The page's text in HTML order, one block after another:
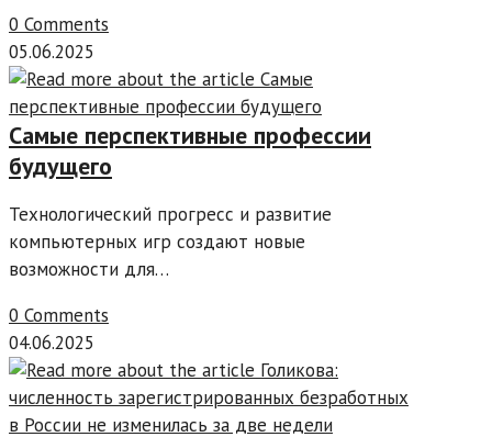
0 Comments
05.06.2025
Самые перспективные профессии
будущего
Технологический прогресс и развитие
компьютерных игр создают новые
возможности для…
0 Comments
04.06.2025